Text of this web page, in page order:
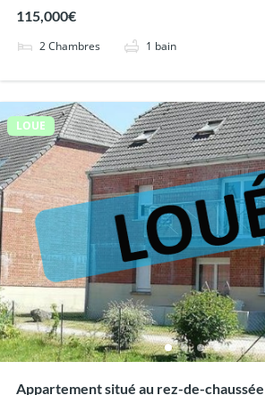
115,000€
2Chambres 1 bain
LOUE
Appartement situé au rez-de-chaussée